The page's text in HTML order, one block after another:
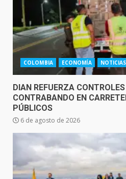
COLOMBIA ECONOMÍA NOTICIAS
DIAN REFUERZA
CONTRABANDO EN
PÚBLICOS
6 de agosto de 2026